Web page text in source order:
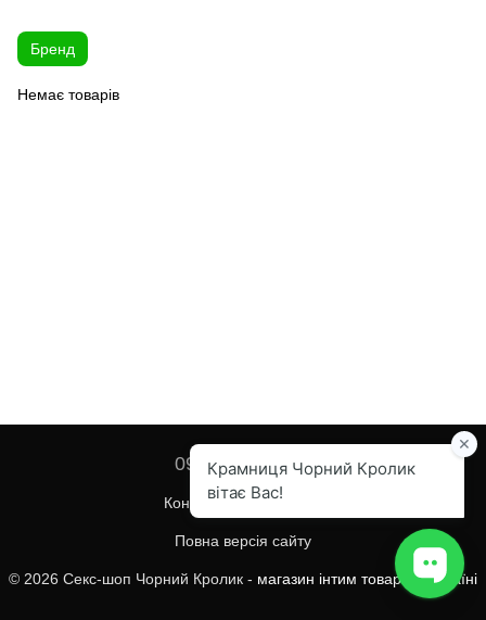
Бренд
Немає товарів
097 455-82-67
Контактна інформація
Повна версія сайту
© 2026 Секс-шоп Чорний Кролик - магазин інтим товарів в Україні